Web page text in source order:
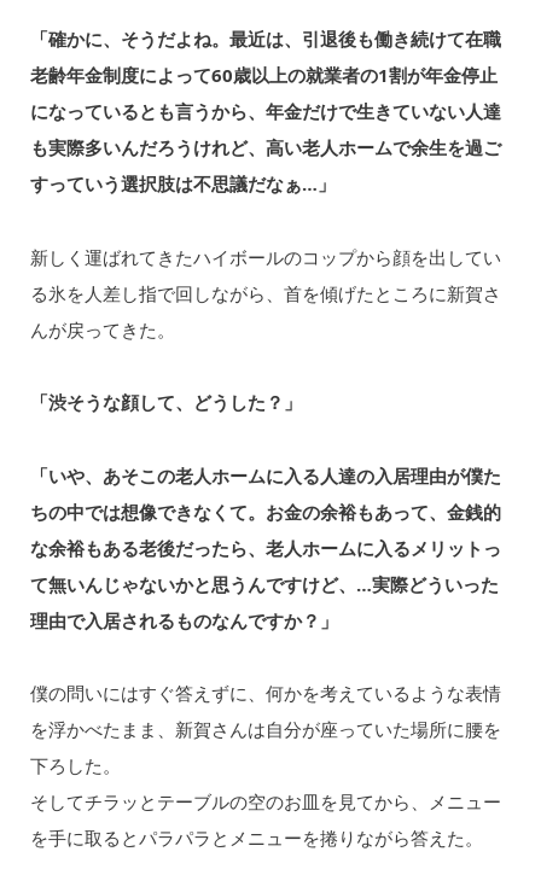
「確かに、そうだよね。最近は、引退後も働き続けて在職
老齢年金制度によって60歳以上の就業者の1割が年金停止
になっているとも言うから、年金だけで生きていない人達
も実際多いんだろうけれど、高い老人ホームで余生を過ご
すっていう選択肢は不思議だなぁ…」
新しく運ばれてきたハイボールのコップから顔を出してい
る氷を人差し指で回しながら、首を傾げたところに新賀さ
んが戻ってきた。
「渋そうな顔して、どうした？」
「いや、あそこの老人ホームに入る人達の入居理由が僕た
ちの中では想像できなくて。お金の余裕もあって、金銭的
な余裕もある老後だったら、老人ホームに入るメリットっ
て無いんじゃないかと思うんですけど、…実際どういった
理由で入居されるものなんですか？」
僕の問いにはすぐ答えずに、何かを考えているような表情
を浮かべたまま、新賀さんは自分が座っていた場所に腰を
下ろした。
そしてチラッとテーブルの空のお皿を見てから、メニュー
を手に取るとパラパラとメニューを捲りながら答えた。